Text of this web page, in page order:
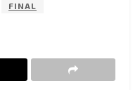
FINAL